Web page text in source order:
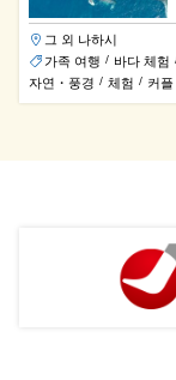
그 외 나하시
가족 여행 / 바다 체험
자연・풍경 / 체험 / 커